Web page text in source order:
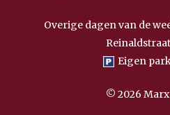
Overige dagen van de
Eigen
© 2026